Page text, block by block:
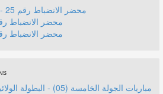
محضر الانضباط رقم 25 - صنف الأكابر
محضر الانضباط رقم 24 -
محضر الانضباط رقم 23 -
مباريات الجولة الخامسة